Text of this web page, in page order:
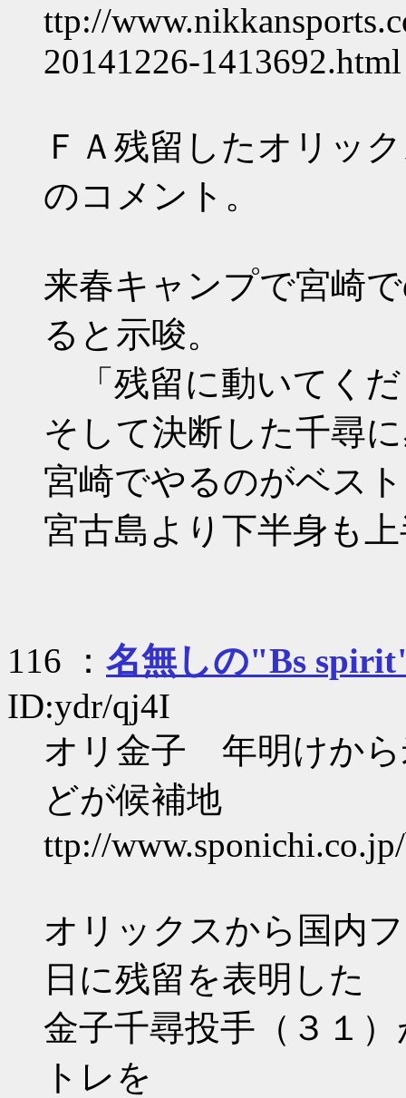
ttp://
20141226-1413692.html
ＦＡ残留したオリッ
のコメント。
来春キャンプで宮崎
ると示唆。
「残留に動いてく
そして決断した千尋
宮崎でやるのがベス
宮古島より下半身も
116 ： 名無しの"Bs
ID:ydr/qj4I
オリ金子 年明けか
どが候補地
ttp://
オリックスから国内
日に残留を表明した
金子千尋投手（３１
トレを